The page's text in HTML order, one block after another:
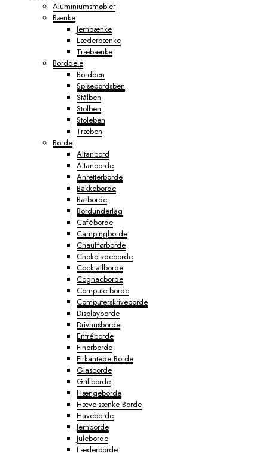
Aluminiumsmøbler
Bænke
Jernbænke
Læderbænke
Træbænke
Borddele
Bordben
Spisebordsben
Stålben
Stolben
Stoleben
Træben
Borde
Altanbord
Altanborde
Anretterborde
Bakkeborde
Barborde
Bordunderlag
Caféborde
Campingborde
Chaufførborde
Chokoladeborde
Cocktailborde
Cognacborde
Computerborde
Computerskriveborde
Displayborde
Drivhusborde
Entréborde
Finerborde
Firkantede Borde
Glasborde
Grillborde
Hængeborde
Hæve-sænke Borde
Haveborde
Jernborde
Juleborde
Læderborde